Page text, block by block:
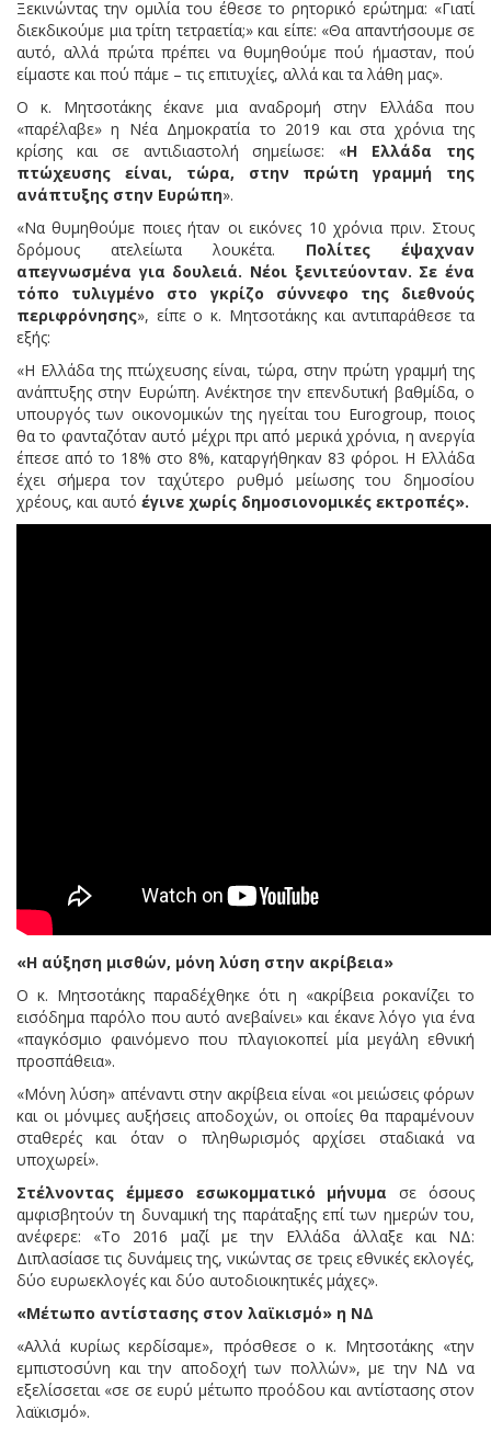
Ξεκινώντας την ομιλία του έθεσε το ρητορικό ερώτημα: «Γιατί
διεκδικούμε μια τρίτη τετραετία;» και είπε: «Θα απαντήσουμε σε
αυτό, αλλά πρώτα πρέπει να θυμηθούμε πού ήμασταν, πού
είμαστε και πού πάμε – τις επιτυχίες, αλλά και τα λάθη μας».
Ο κ. Μητσοτάκης έκανε μια αναδρομή στην Ελλάδα που
«παρέλαβε» η Νέα Δημοκρατία το 2019 και στα χρόνια της
κρίσης και σε αντιδιαστολή σημείωσε: «Η Ελλάδα της
πτώχευσης είναι, τώρα, στην πρώτη γραμμή της
ανάπτυξης στην Ευρώπη».
«Να θυμηθούμε ποιες ήταν οι εικόνες 10 χρόνια πριν. Στους
δρόμους ατελείωτα λουκέτα. Πολίτες έψαχναν
απεγνωσμένα για δουλειά. Νέοι ξενιτεύονταν. Σε ένα
τόπο τυλιγμένο στο γκρίζο σύννεφο της διεθνούς
περιφρόνησης», είπε ο κ. Μητσοτάκης και αντιπαράθεσε τα
εξής:
«Η Ελλάδα της πτώχευσης είναι, τώρα, στην πρώτη γραμμή της
ανάπτυξης στην Ευρώπη. Ανέκτησε την επενδυτική βαθμίδα, ο
υπουργός των οικονομικών της ηγείται του Eurogroup, ποιος
θα το φανταζόταν αυτό μέχρι πρι από μερικά χρόνια, η ανεργία
έπεσε από το 18% στο 8%, καταργήθηκαν 83 φόροι. Η Ελλάδα
έχει σήμερα τον ταχύτερο ρυθμό μείωσης του δημοσίου
χρέους, και αυτό έγινε χωρίς δημοσιονομικές εκτροπές».
«Η αύξηση μισθών, μόνη λύση στην ακρίβεια»
Ο κ. Μητσοτάκης παραδέχθηκε ότι η «ακρίβεια ροκανίζει το
εισόδημα παρόλο που αυτό ανεβαίνει» και έκανε λόγο για ένα
«παγκόσμιο φαινόμενο που πλαγιοκοπεί μία μεγάλη εθνική
προσπάθεια».
«Μόνη λύση» απέναντι στην ακρίβεια είναι «οι μειώσεις φόρων
και οι μόνιμες αυξήσεις αποδοχών, οι οποίες θα παραμένουν
σταθερές και όταν ο πληθωρισμός αρχίσει σταδιακά να
υποχωρεί».
Στέλνοντας έμμεσο εσωκομματικό μήνυμα σε όσους
αμφισβητούν τη δυναμική της παράταξης επί των ημερών του,
ανέφερε: «Το 2016 μαζί με την Ελλάδα άλλαξε και ΝΔ:
Διπλασίασε τις δυνάμεις της, νικώντας σε τρεις εθνικές εκλογές,
δύο ευρωεκλογές και δύο αυτοδιοικητικές μάχες».
«Μέτωπο αντίστασης στον λαϊκισμό» η ΝΔ
«Αλλά κυρίως κερδίσαμε», πρόσθεσε ο κ. Μητσοτάκης «την
εμπιστοσύνη και την αποδοχή των πολλών», με την ΝΔ να
εξελίσσεται «σε σε ευρύ μέτωπο προόδου και αντίστασης στον
λαϊκισμό».